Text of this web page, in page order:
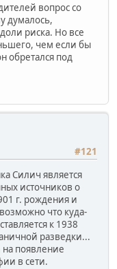
вопрос со
думалось,
риска. Но все
чем если бы
обретался под
#121
Силич является
источников о
г. рождения и
что куда-
к 1938
разведки...
появление
в сети.